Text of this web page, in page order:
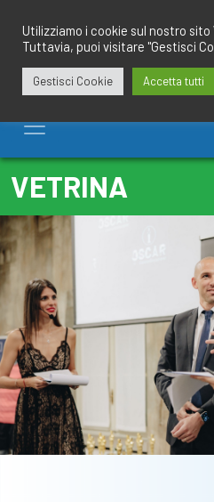
contenuto
VETRINA
Utilizziamo i cookie sul nostro
Tuttavia, puoi visitare "Gestisci
Gestisci Cookie Accetta tutti